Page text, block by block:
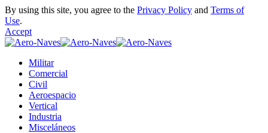
By using this site, you agree to the Privacy Policy and Terms of
Use.
Accept
Militar
Comercial
Civil
Aeroespacio
Vertical
Industria
Misceláneos